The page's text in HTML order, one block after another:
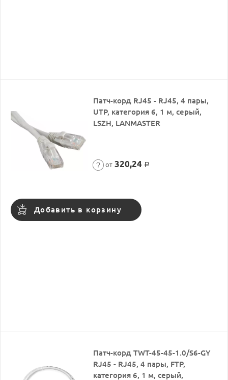
Патч-корд RJ45 - RJ45, 4 пары,
UTP, категория 6, 1 м, серый,
LSZH, LANMASTER
от 320,24 Р
Добавить в корзину
Патч-корд TWT-45-45-1.0/S6-GY
RJ45 - RJ45, 4 пары, FTP,
категория 6, 1 м, серый,